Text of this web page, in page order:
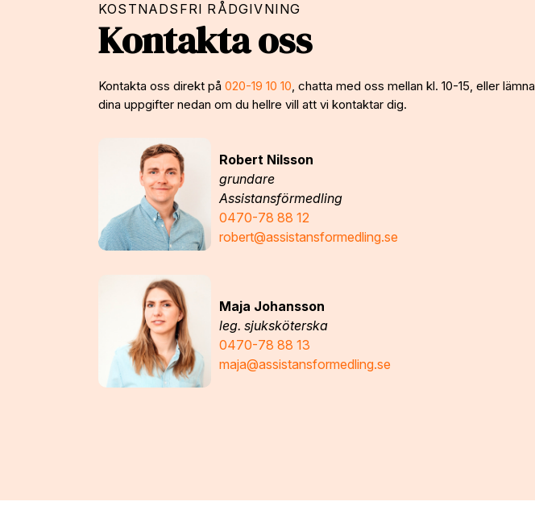
KOSTNADSFRI RÅDGIVNING
Kontakta oss
Kontakta oss direkt på 020-19 10 10 , chatta med oss mellan kl. 10-15, eller lämna
dina uppgifter nedan om du hellre vill att vi kontaktar dig.
Robert Nilsson
grundare
Assistansförmedling
0470-78 88 12
robert@assistansformedling.se
Maja Johansson
leg. sjuksköterska
0470-78 88 13
maja@assistansformedling.se